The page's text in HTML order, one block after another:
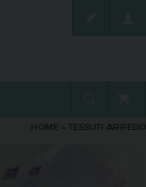
HOME TESSUTI ARREDO